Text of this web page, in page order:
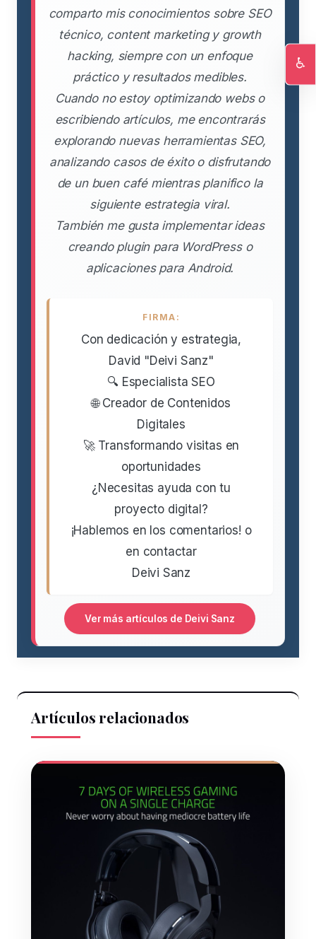
comparto mis conocimientos sobre SEO
técnico, content marketing y growth
hacking, siempre con un enfoque
práctico y resultados medibles.
Cuando no estoy optimizando webs o
escribiendo artículos, me encontrarás
explorando nuevas herramientas SEO,
analizando casos de éxito o disfrutando
de un buen café mientras planifico la
siguiente estrategia viral.
También me gusta implementar ideas
creando plugin para WordPress o
aplicaciones para Android.
FIRMA:
Con dedicación y estrategia,
David "Deivi Sanz"
🔍 Especialista SEO
🌐 Creador de Contenidos
Digitales
🚀 Transformando visitas en
oportunidades
¿Necesitas ayuda con tu
proyecto digital?
¡Hablemos en los comentarios! o
en contactar
Deivi Sanz
Ver más artículos de Deivi Sanz
Artículos relacionados
♿